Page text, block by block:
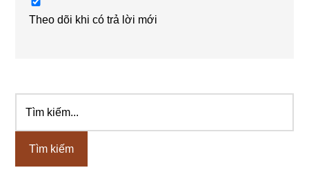
Theo dõi khi có trả lời mới
Sidebar
chính
kiếm...